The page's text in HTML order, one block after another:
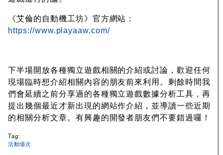
《艾倫的自動機工坊》官方網站：
https://www.playaaw.com/
下半場開放各種獨立遊戲相關的介紹或討論，歡迎任何
現場臨時想介紹相關內容的朋友前來利用。剩餘時間我
們會延續之前分享過的各種獨立遊戲數據分析工具，再
提出幾個最近才新出現的網站作介紹，並導讀一些近期
的相關分析文章。有興趣的開發者朋友們不要錯過囉！
Tag:
活動場次